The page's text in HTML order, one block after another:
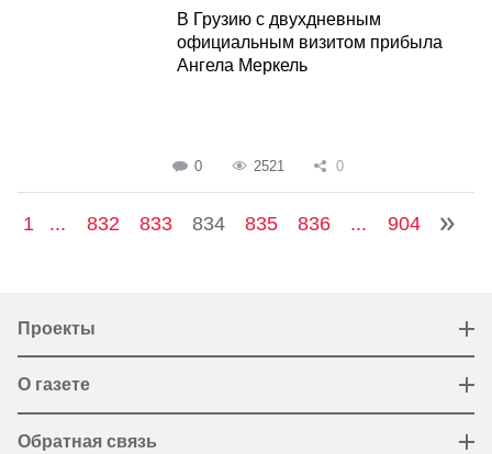
В Грузию с двухдневным
официальным визитом прибыла
Ангела Меркель
0 2521 0
1 ... 832 833 834 835 836 ... 904
Проекты
О газете
Обратная связь